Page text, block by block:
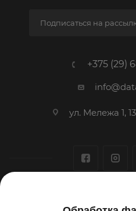
Подписаться на
+375 (29)
ул. Мележа 1,